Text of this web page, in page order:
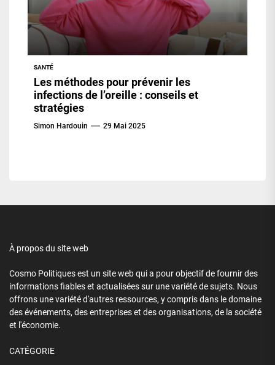
SANTÉ
Les méthodes pour prévenir les
infections de l’oreille : conseils et
stratégies
Simon Hardouin 29 Mai 2025
À propos du site web
Cosmo Politiques est un site web qui a pour objectif de fournir des
informations fiables et actualisées sur une variété de sujets. Nous
offrons une variété d'autres ressources, y compris dans le domaine
des événements, des entreprises et des organisations, de la société
et l'économie.
CATÉGORIE